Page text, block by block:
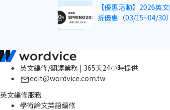
【優惠活動】2026英
折優惠（03/15~04/30）
英文編修/翻譯業務 | 365天24小時提供
edit@wordvice.com.tw
英文編修服務
學術論文英語編修